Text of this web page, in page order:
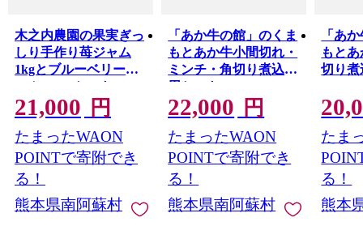
木之内農園の果実ぎっ
しり手作り苺ジャム
1kgとブルーベリージ
ャム1kgのセット
21,000 円
たまったWAON
POINTで寄附でき
る！
熊本県南阿蘇村
「あか牛の館」のくま
もとあか牛小間切れ・
ミンチ・角切り煮込み
用セット950ｇ
22,000 円
たまったWAON
POINTで寄附でき
る！
熊本県南阿蘇村
「あ
もと
切り煮
たま
る！
熊本